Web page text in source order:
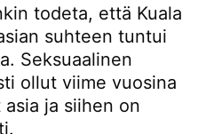
todeta, että Kuala
suhteen tuntui
Seksuaalinen
ollut viime vuosina
ja siihen on